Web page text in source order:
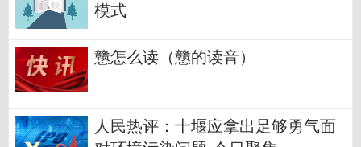
模式
戆怎么读（戆的读音）
人民热评：十堰应拿出足够勇气面